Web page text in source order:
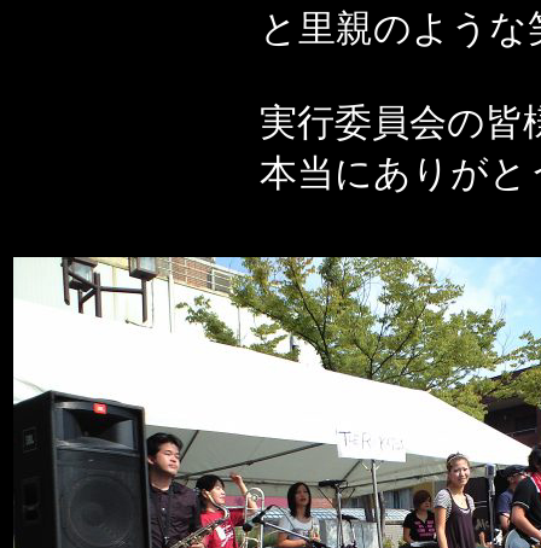
と里親のよう
実行委員会の皆
本当にありが